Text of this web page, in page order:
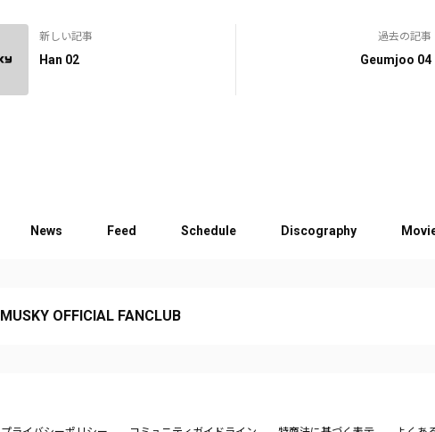
新しい記事
Han 02
過去の記事
Geumjoo 04
News Feed Schedule Discography
MUSKY OFFICIAL FANCLUB